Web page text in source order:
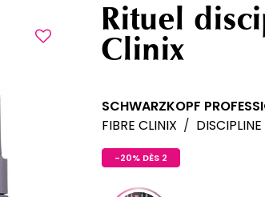
Rituel
Clinix
SCHWARZKOPF
FIBRE CLINIX / DISCIPLINE
-20% DÈS 2